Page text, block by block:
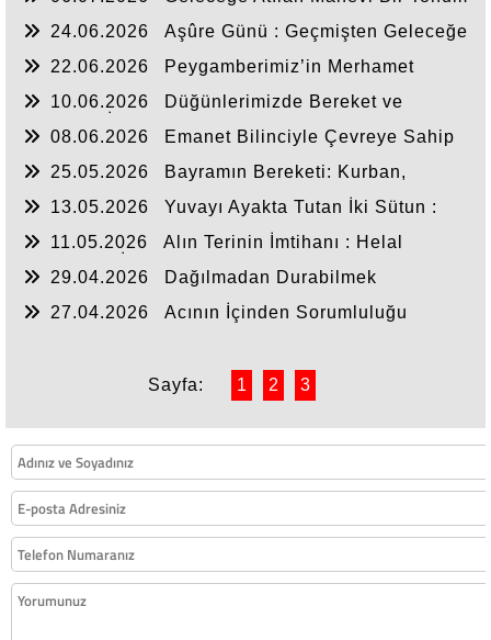
24.06.2026
Aşûre Günü : Geçmişten Geleceğe
22.06.2026
Peygamberimiz’in Merhamet
10.06.2026
Düğünlerimizde Bereket ve
08.06.2026
Emanet Bilinciyle Çevreye Sahip
25.05.2026
Bayramın Bereketi: Kurban,
13.05.2026
Yuvayı Ayakta Tutan İki Sütun :
11.05.2026
Alın Terinin İmtihanı : Helal
29.04.2026
Dağılmadan Durabilmek
27.04.2026
Acının İçinden Sorumluluğu
Sayfa: 1 2 3